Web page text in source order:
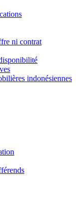
ni contrat
indonésiennes